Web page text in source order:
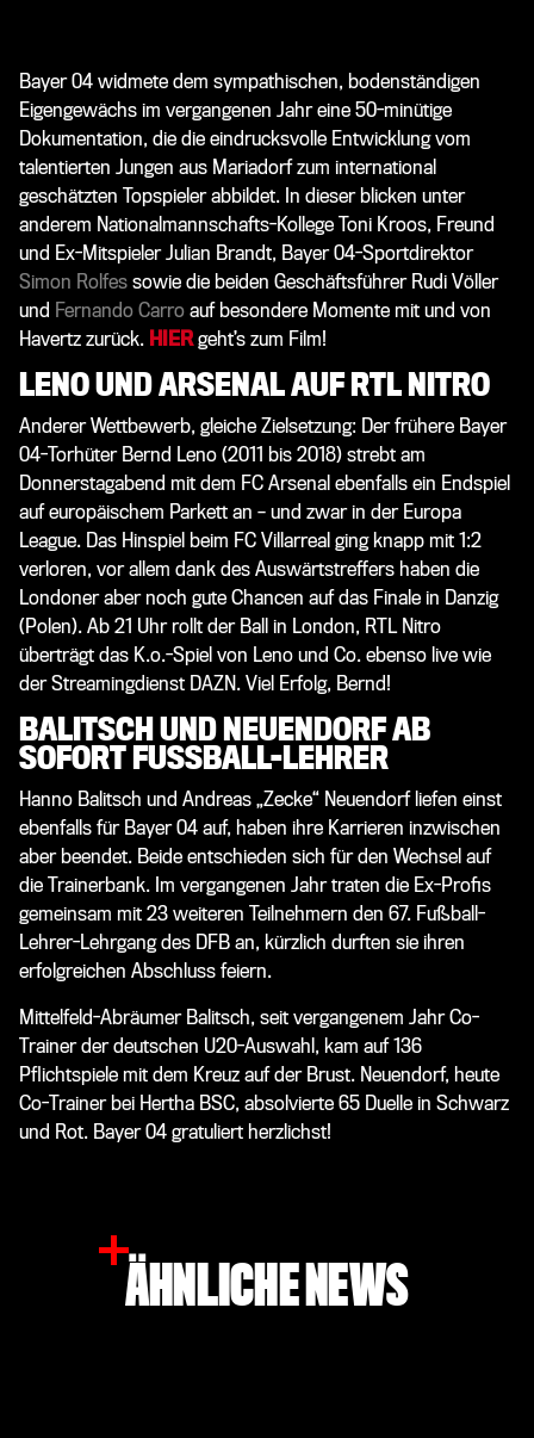
Bayer 04 widmete dem sympathischen, bodenständigen
Eigengewächs im vergangenen Jahr eine 50-minütige
Dokumentation, die die eindrucksvolle Entwicklung vom
talentierten Jungen aus Mariadorf zum international
geschätzten Topspieler abbildet. In dieser blicken unter
anderem Nationalmannschafts-Kollege Toni Kroos, Freund
und Ex-Mitspieler Julian Brandt, Bayer 04-Sportdirektor
Simon Rolfes sowie die beiden Geschäftsführer Rudi Völler
und Fernando Carro auf besondere Momente mit und von
Havertz zurück. HIERgeht’s zum Film!
LENO UND ARSENAL AUF RTL NITRO
Anderer Wettbewerb, gleiche Zielsetzung: Der frühere Bayer
04-Torhüter Bernd Leno (2011 bis 2018) strebt am
Donnerstagabend mit dem FC Arsenal ebenfalls ein Endspiel
auf europäischem Parkett an – und zwar in der Europa
League. Das Hinspiel beim FC Villarreal ging knapp mit 1:2
verloren, vor allem dank des Auswärtstreffers haben die
Londoner aber noch gute Chancen auf das Finale in Danzig
(Polen). Ab 21 Uhr rollt der Ball in London, RTL Nitro
überträgt das K.o.-Spiel von Leno und Co. ebenso live wie
der Streamingdienst DAZN. Viel Erfolg, Bernd!
BALITSCH UND NEUENDORF AB
SOFORT FUSSBALL-LEHRER
Hanno Balitsch und Andreas „Zecke“ Neuendorf liefen einst
ebenfalls für Bayer 04 auf, haben ihre Karrieren inzwischen
aber beendet. Beide entschieden sich für den Wechsel auf
die Trainerbank. Im vergangenen Jahr traten die Ex-Profis
gemeinsam mit 23 weiteren Teilnehmern den 67. Fußball-
Lehrer-Lehrgang des DFB an, kürzlich durften sie ihren
erfolgreichen Abschluss feiern.
Mittelfeld-Abräumer Balitsch, seit vergangenem Jahr Co-
Trainer der deutschen U20-Auswahl, kam auf 136
Pflichtspiele mit dem Kreuz auf der Brust. Neuendorf, heute
Co-Trainer bei Hertha BSC, absolvierte 65 Duelle in Schwarz
und Rot. Bayer 04 gratuliert herzlichst!
ÄHNLICHE NEWS